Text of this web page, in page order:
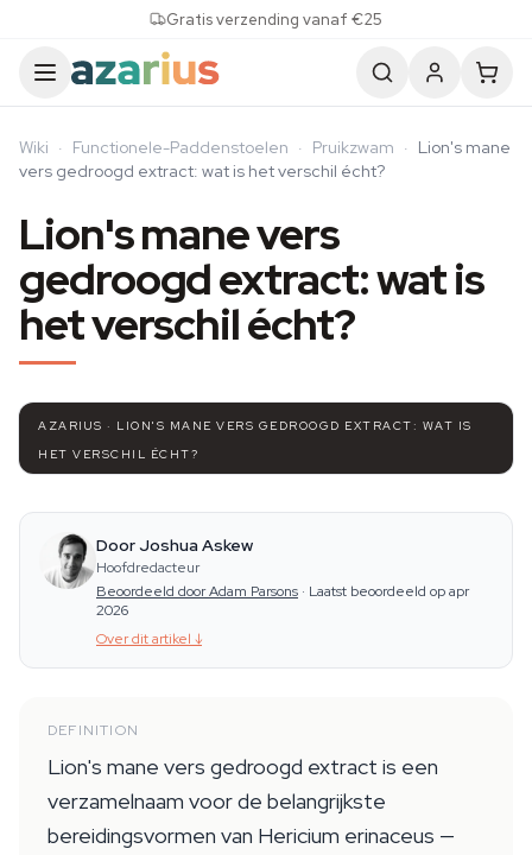
Gratis verzending vanaf €25
Wiki · Functionele-Paddenstoelen · Pruikzwam · Lion's mane
vers gedroogd extract: wat is het verschil écht?
Lion's mane vers
gedroogd extract: wat is
het verschil écht?
AZARIUS · LION'S MANE VERS GEDROOGD EXTRACT: WAT IS
HET VERSCHIL ÉCHT?
Door Joshua Askew
Hoofdredacteur
Beoordeeld door Adam Parsons · Laatst beoordeeld op apr
2026
Over dit artikel ↓
DEFINITION
Lion's mane vers gedroogd extract is een
verzamelnaam voor de belangrijkste
bereidingsvormen van Hericium erinaceus —